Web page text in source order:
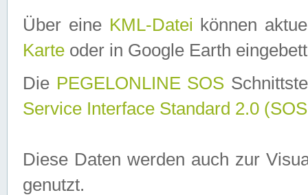
Über eine KML-Datei können
Karte oder in Google Earth
Die PEGELONLINE SOS
Service Interface Standard 2.0
Diese Daten werden auch zur
genutzt.